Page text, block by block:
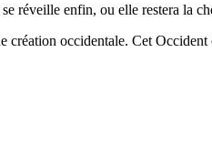
réveille enfin, ou elle restera la
occidentale. Cet